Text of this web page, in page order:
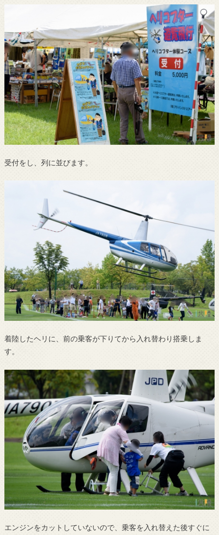
受付をし、列に並びます。
着陸したヘリに、前の乗客が下りてから入れ替わり搭乗しま
す。
エンジンをカットしていないので、乗客を入れ替えた後すぐに